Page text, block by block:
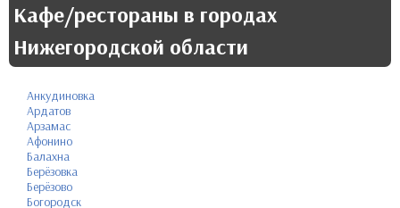
Кафе/рестораны в городах
Нижегородской области
Анкудиновка
Ардатов
Арзамас
Афонино
Балахна
Берёзовка
Берёзово
Богородск